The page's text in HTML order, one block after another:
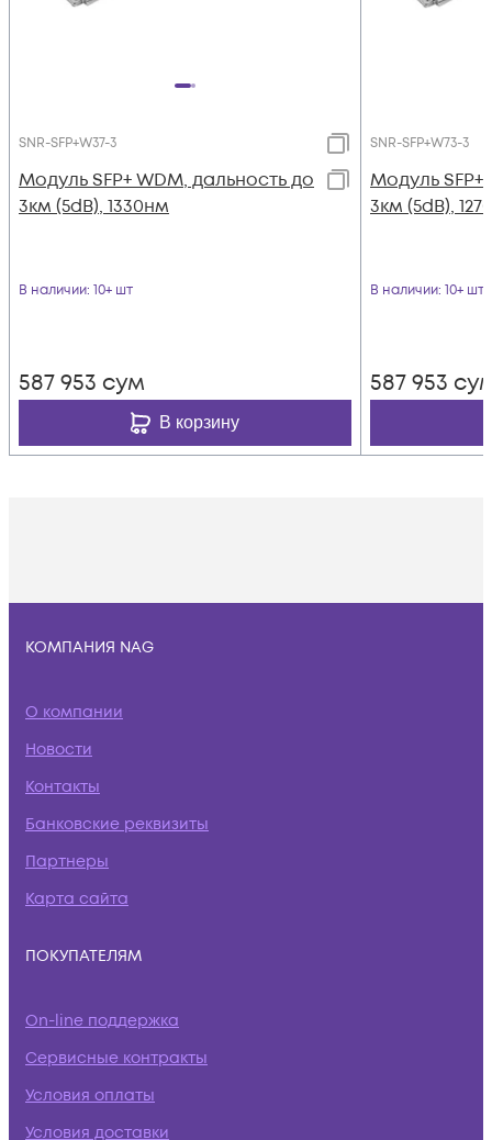
SNR-SFP+W37-3
Модуль SFP+ WDM, дальность до
3км (5dB), 1330нм
В наличии: 10+ шт
587 953 сум
В корзину
SNR-SFP+W73-3
Модуль SFP+
3км (5dB),
В наличии: 10+ шт
587 953
КОМПАНИЯ NAG
О компании
Новости
Контакты
Банковские реквизиты
Партнеры
Карта сайта
ПОКУПАТЕЛЯМ
On-line поддержка
Сервисные контракты
Условия оплаты
Условия доставки